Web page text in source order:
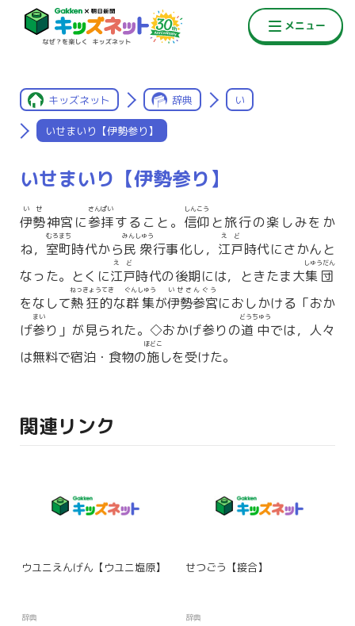
キッズネット 辞典 い
いせまいり【伊勢参り】
いせまいり【伊勢参り】
伊勢
いせ
神宮に参拝
さんぱい
すること。 信仰
しんこう
と旅行の楽しみをか
ね， 室町
むろまち
時代から民衆
みんしゅう
行事化し， 江戸
えど
時代にさかんと
なった。とくに江戸
えど
時代の後期には，ときたま大集団
しゅうだん
をなして熱狂的
ねっきょうてき
な群集
ぐんしゅう
が伊勢参宮
いせさんぐう
におしかける「おか
げ参
まい
り」が見られた。◇おかげ参りの道中
どうちゅう
では，人々
は無料で宿泊・食物の施
ほどこ
しを受けた。
関連リンク
ウユニえんげん【ウユニ塩原】
辞典
せつごう【接合】
辞典